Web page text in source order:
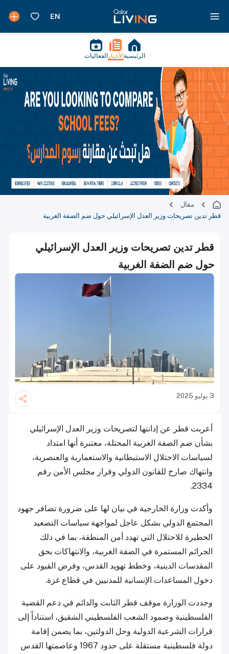
الرئيسية الأخبار الفعاليات
مقال
قطر تدين تصريحات وزير العدل الإسرائيلي حول ضم الضفة الغربية
قطر تدين تصريحات وزير العدل الإسرائيلي
حول ضم الضفة الغربية
3 يوليو 2025
أعربت قطر عن إدانتها لتصريحات وزير العدل الإسرائيلي
بشأن ضم الضفة الغربية المحتلة، معتبرة أنها امتداد
لسياسات الاحتلال الاستيطانية والاستعمارية والعنصرية،
وانتهاك صارخ للقانون الدولي وقرار مجلس الأمن رقم
2334.
وأكدت وزارة الخارجية في بيان لها على ضرورة تضافر جهود
المجتمع الدولي بشكل عاجل لمواجهة سياسات التصعيد
الخطيرة للاحتلال التي تهدد أمن المنطقة، بما في ذلك
الجرائم المستمرة في الضفة الغربية، والانتهاكات بحق
المقدسات الدينية، وخطط تهويد القدس، وفرض القيود على
دخول المساعدات الإنسانية للمدنيين في قطاع غزة.
وجددت الوزارة موقف قطر الثابت والدائم في دعم القضية
الفلسطينية وصمود الشعب الفلسطيني الشقيق، استناداً إلى
قرارات الشرعية الدولية وحل الدولتين، بما يضمن إقامة
دولة فلسطينية مستقلة على حدود 1967 وعاصمتها القدس